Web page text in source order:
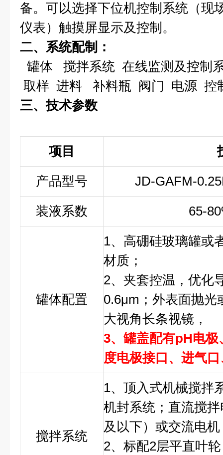
备。可以选择下位机控制系统（现
仪表）触摸屏显示及控制。
二、系统配制：
罐体 搅拌系统 在线监测及控制
取样 进料 补料瓶 阀门 电源 控
三、技术参数
项目
产品型号
JD-GAFM-
装液系数
65-
罐体配置
1、高硼硅玻璃罐或
材质；
2、夹套控温，优化
0.6μm；外表面抛光
大视角长条视镜，
3、罐盖配有pH电
度电极接口、进气
搅拌系统
1、顶入式机械搅拌
机封系统；直流搅
及以下）或交流电机
2、标配2层平直叶